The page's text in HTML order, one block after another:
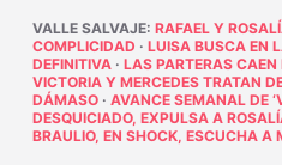
VALLE SALVAJE: RAFAEL Y
COMPLICIDAD · LUISA BUSCA EN
DEFINITIVA· LAS PARTERAS
VICTORIA Y MERCEDES TRATAN
DÁMASO· AVANCE SEMANAL DE
DESQUICIADO, EXPULSA A
BRAULIO, EN SHOCK, ESCUCHA A